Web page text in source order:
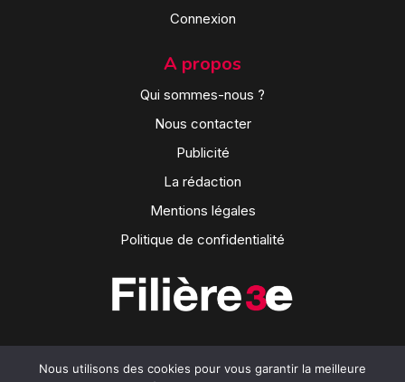
Connexion
A propos
Qui sommes-nous ?
Nous contacter
Publicité
La rédaction
Mentions légales
Politique de confidentialité
Nous utilisons des cookies pour vous garantir la meilleure